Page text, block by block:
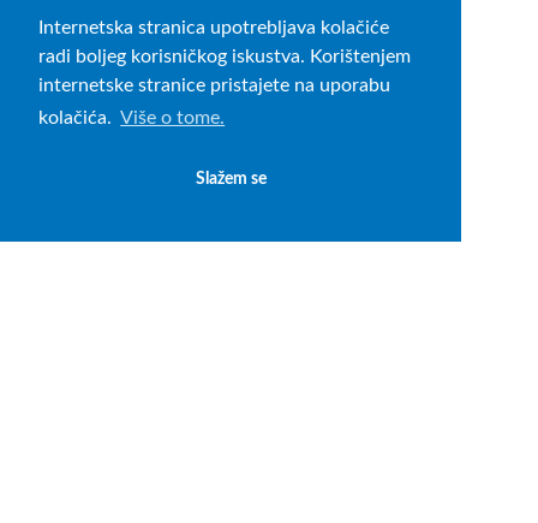
Internetska stranica upotrebljava kolačiće
radi boljeg korisničkog iskustva. Korištenjem
internetske stranice pristajete na uporabu
kolačića. Više o tome.
Slažem se